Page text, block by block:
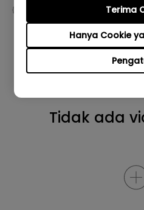
Hanya Cookie
Terima
0 hasil
Tidak ada